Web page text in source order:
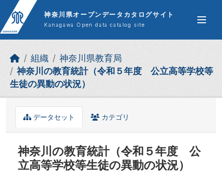
Skip to main content
神奈川県オープンデータカタログサイト
Kanagawa Open data catalog site
組織
神奈川県教育局
神奈川の教育統計（令和５年度 公立高等学校等
生徒の異動の状況）
データセット カテゴリ
神奈川の教育統計（令和５年度 公
立高等学校等生徒の異動の状況）